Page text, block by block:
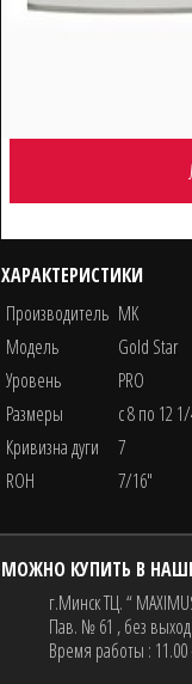
ХАРАКТЕРИСТИКИ
Производитель MK
Модель
Gold Star
Уровень
PRO
Размеры
с 8 по 12
Кривизна дуги
7
ROH
7/16"
МОЖНО КУПИТЬ В
г.Минск ТЦ. “
Пав. № 61 , без
Время работы : 11.00